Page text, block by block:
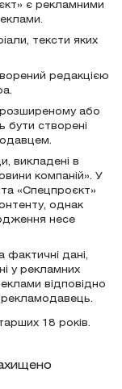
є рекламними
тексти яких
редакцією
або
створені
викладені в
компаній». У
«Спецпроєкт»
однак
несе
фактичні дані,
у рекламних
відповідно
рекламодавець.
18 років.